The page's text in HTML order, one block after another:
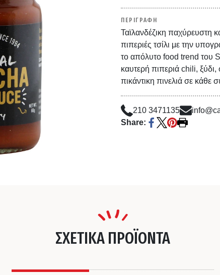
ΠΕΡΙΓΡΑΦΗ
Ταϊλανδέζικη παχύρευστη
πιπεριές τσίλι με την
το απόλυτο food trend του
καυτερή πιπεριά chili, ξύδι,
πικάντικη πινελιά σε κάθε
210 3471135
Share:
ΣΧΕΤΙΚΑ ΠΡΟΪΟΝΤΑ